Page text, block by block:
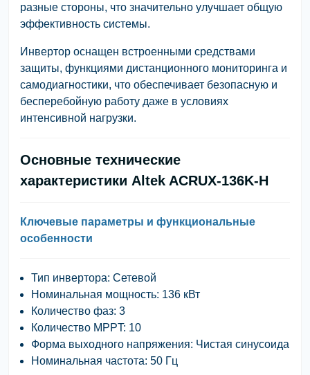
разные стороны, что значительно улучшает общую
эффективность системы.
Инвертор оснащен встроенными средствами
защиты, функциями дистанционного мониторинга и
самодиагностики, что обеспечивает безопасную и
бесперебойную работу даже в условиях
интенсивной нагрузки.
Основные технические
характеристики Altek ACRUX-136K-H
Ключевые параметры и функциональные
особенности
Тип инвертора: Сетевой
Номинальная мощность: 136 кВт
Количество фаз: 3
Количество MPPT: 10
Форма выходного напряжения: Чистая синусоида
Номинальная частота: 50 Гц